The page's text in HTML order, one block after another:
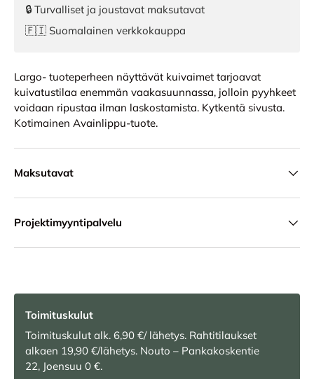
🔒 Turvalliset ja joustavat maksutavat
🇫🇮 Suomalainen verkkokauppa
Largo- tuoteperheen näyttävät kuivaimet tarjoavat
kuivatustilaa enemmän vaakasuunnassa, jolloin pyyhkeet
voidaan ripustaa ilman laskostamista. Kytkentä sivusta.
Kotimainen Avainlippu-tuote.
Maksutavat
Projektimyyntipalvelu
Toimituskulut
Toimituskulut alk. 6,90 €/ lähetys. Rahtitilaukset
alkaen 19,90 €/lähetys. Nouto – Pankakoskentie
22, Joensuu 0 €.